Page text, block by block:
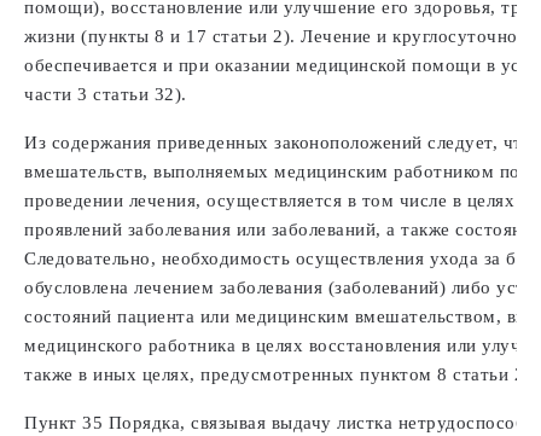
помощи), восстановление или улучшение его здоровья,
жизни (пункты 8 и 17 статьи 2). Лечение и круглосуточное
обеспечивается и при оказании медицинской помощи в
части 3 статьи 32).
Из содержания приведенных законоположений следует, что
вмешательств, выполняемых медицинским работником по
проведении лечения, осуществляется в том числе в целях
проявлений заболевания или заболеваний, а также
Следовательно, необходимость осуществления ухода за
обусловлена лечением заболевания (заболеваний) либо
состояний пациента или медицинским вмешательством,
медицинского работника в целях восстановления или
также в иных целях, предусмотренных пунктом 8 статьи 2
Пункт 35 Порядка, связывая выдачу листка